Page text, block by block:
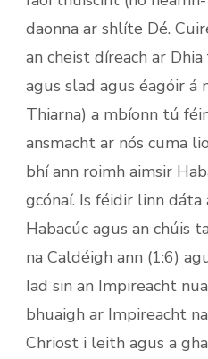
daonna ar shlíte Dé.
an cheist díreach ar Dhia
agus slad agus éagóir á
Thiarna) a mbíonn tú
ansmacht ar nós cuma
bhí ann roimh aimsir
gcónaí. Is féidir linn dáta
Habacúc agus an chúis
na Caldéigh ann (1:6)
Iad sin an Impireacht
bhuaigh ar Impireacht
Chriost i leith agus a